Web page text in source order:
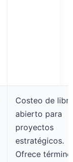
Costeo de
abierto para
proyectos
estratégicos.
Ofrece